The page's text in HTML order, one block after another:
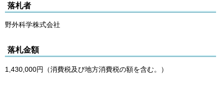
落札者
野外科学株式会社
落札金額
1,430,000円（消費税及び地方消費税の額を含む。）